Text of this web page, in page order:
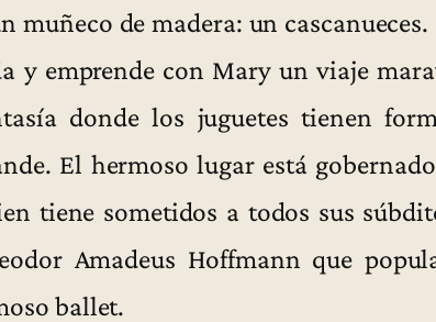
muñeco de madera: un
y emprende con Mary un viaje
donde los juguetes tienen
El hermoso lugar está
tiene sometidos a todos sus
Amadeus Hoffmann que
ballet.